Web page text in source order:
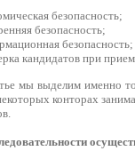
безопасность;
безопасность;
безопасность;
кандидатов при
мы выделим именно
конторах